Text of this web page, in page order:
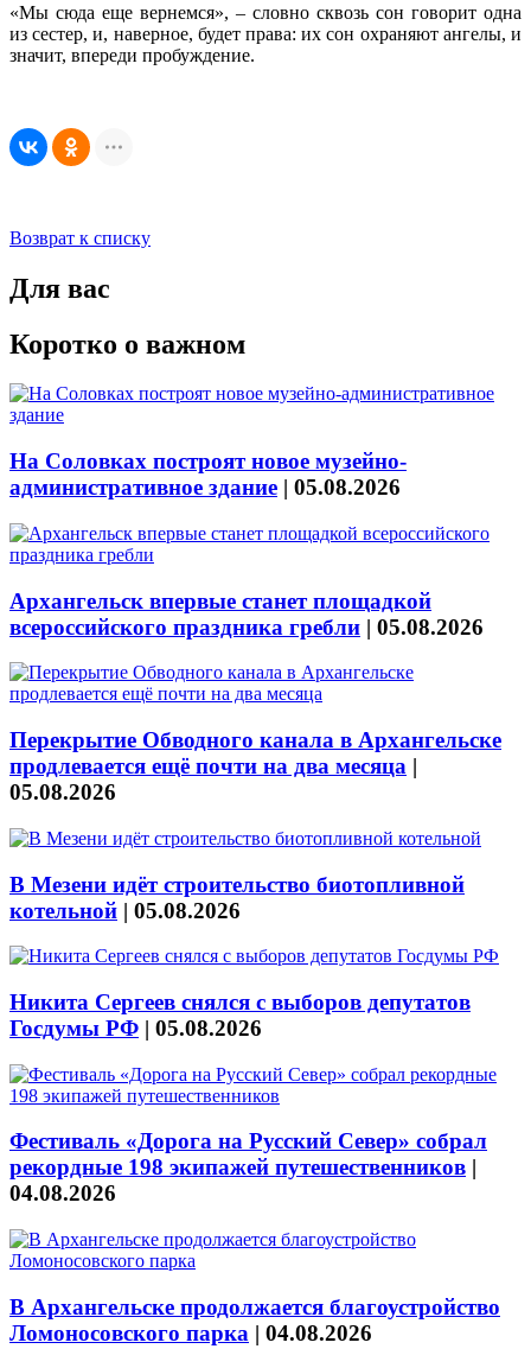
«Мы сюда еще вернемся», – словно сквозь сон говорит одна
из сестер, и, наверное, будет права: их сон охраняют ангелы, и
значит, впереди пробуждение.
Возврат к списку
Для вас
Коротко о важном
На Соловках построят новое музейно-
административное здание | 05.08.2026
Архангельск впервые станет площадкой
всероссийского праздника гребли | 05.08.2026
Перекрытие Обводного канала в Архангельске
продлевается ещё почти на два месяца |
05.08.2026
В Мезени идёт строительство биотопливной
котельной | 05.08.2026
Никита Сергеев снялся с выборов депутатов
Госдумы РФ | 05.08.2026
Фестиваль «Дорога на Русский Север» собрал
рекордные 198 экипажей путешественников |
04.08.2026
В Архангельске продолжается благоустройство
Ломоносовского парка | 04.08.2026